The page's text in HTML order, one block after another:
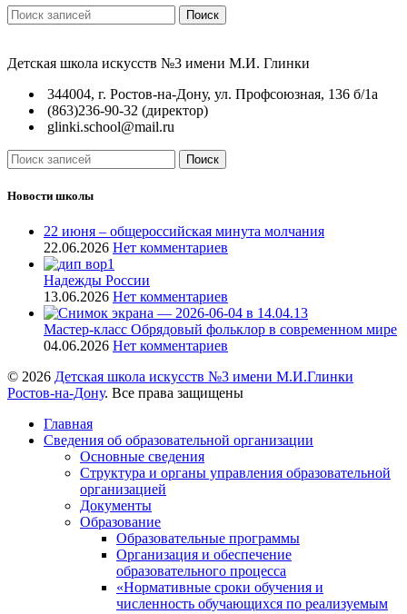
Поиск
Детская школа искусств №3 имени М.И. Глинки
344004, г. Ростов-на-Дону, ул. Профсоюзная, 136 б/1а
(863)236-90-32 (директор)
glinki.school@mail.ru
Поиск
Новости школы
22 июня – общероссийская минута молчания
22.06.2026 Нет комментариев
Надежды России
13.06.2026 Нет комментариев
Мастер-класс Обрядовый фольклор в современном мире
04.06.2026 Нет комментариев
© 2026 Детская школа искусств №3 имени М.И.Глинки
Ростов-на-Дону. Все права защищены
Главная
Сведения об образовательной организации
Основные сведения
Структура и органы управления образовательной
организацией
Документы
Образование
Образовательные программы
Организация и обеспечение
образовательного процесса
«Нормативные сроки обучения и
численность обучающихся по реализуемым